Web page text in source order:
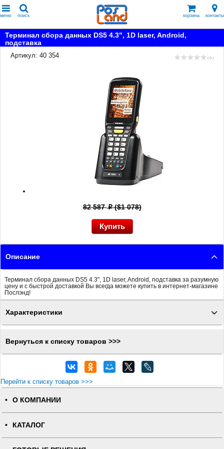
меню поиск корзина контакты
Терминал сбора данных DS5 4.3", 1D laser, Android,
подставка
Артикул: 40 354
( 0 )
82 587p($1 078)
Описание
Терминал сбора данных DS5 4.3", 1D laser, Android, подставка за разумную
цену и с быстрой доставкой Вы всегда можете купить в интернет-магазине
Послэнд!
Характеристики
Вернуться к списку товаров >>>
Перейти к списку товаров >>>
О КОМПАНИИ
КАТАЛОГ